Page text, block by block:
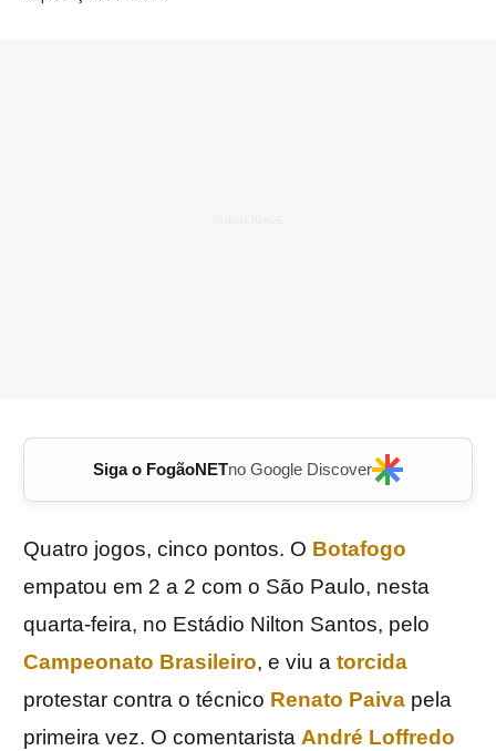
Siga o FogãoNETno Google Discover
Quatro jogos, cinco pontos. O Botafogo
empatou em 2 a 2 com o São Paulo, nesta
quarta-feira, no Estádio Nilton Santos, pelo
Campeonato Brasileiro, e viu a torcida
protestar contra o técnico Renato Paiva pela
primeira vez. O comentarista André Loffredo